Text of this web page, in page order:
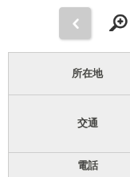
所在地
交通
電話